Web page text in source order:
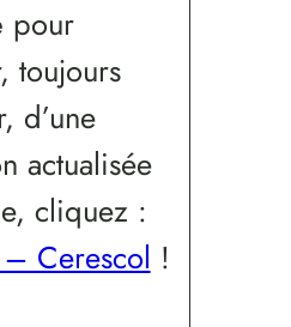
pour
toujours
d’une
actualisée
cliquez :
Cerescol !